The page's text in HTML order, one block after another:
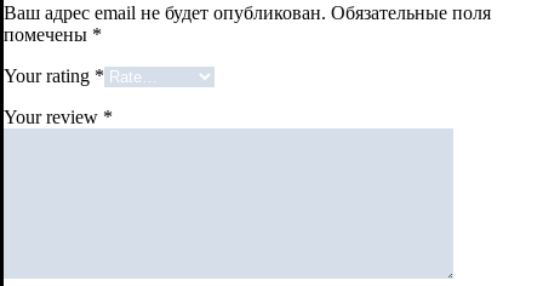
Ваш адрес email не будет опубликован. Обязательные поля
помечены *
Your rating *
Your review *